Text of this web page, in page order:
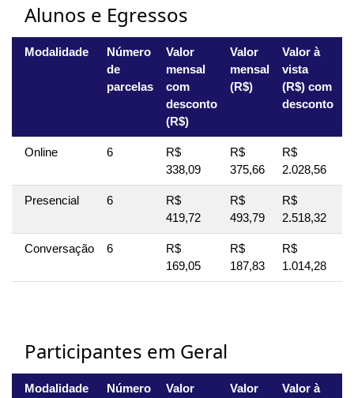
Alunos e Egressos
Modalidade
Número
de
parcelas
Valor
mensal
com
desconto
(R$)
Valor
mensal
(R$)
Valor à
vista
(R$) com
desconto
Online 6
R$
338,09
R$
375,66
R$
2.028,56
Presencial 6
R$
419,72
R$
493,79
R$
2.518,32
Conversação 6
R$
169,05
R$
187,83
R$
1.014,28
Participantes em Geral
Modalidade
Número
Valor
Valor
Valor à